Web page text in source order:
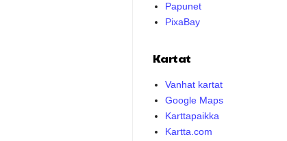
Papunet
PixaBay
Kartat
Vanhat kartat
Google Maps
Karttapaikka
Kartta.com